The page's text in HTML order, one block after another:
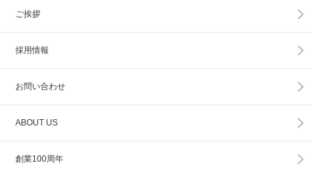
ご挨拶
採用情報
お問い合わせ
ABOUT US
創業100周年